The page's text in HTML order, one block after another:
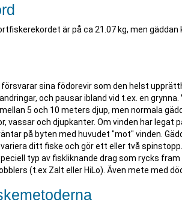
är på ca 21.07 kg, men
försvarar sina födorevir som den helst
och pausar ibland vid t.ex. en
5 och 10 meters djup, men normala
vassar och djupkanter. Om vinden har legat
på byten med huvudet "mot" vinden.
ditt fiske och gör ett eller två
typ av fiskliknande drag som rycks
(t.ex Zalt eller HiLo). Även mete med